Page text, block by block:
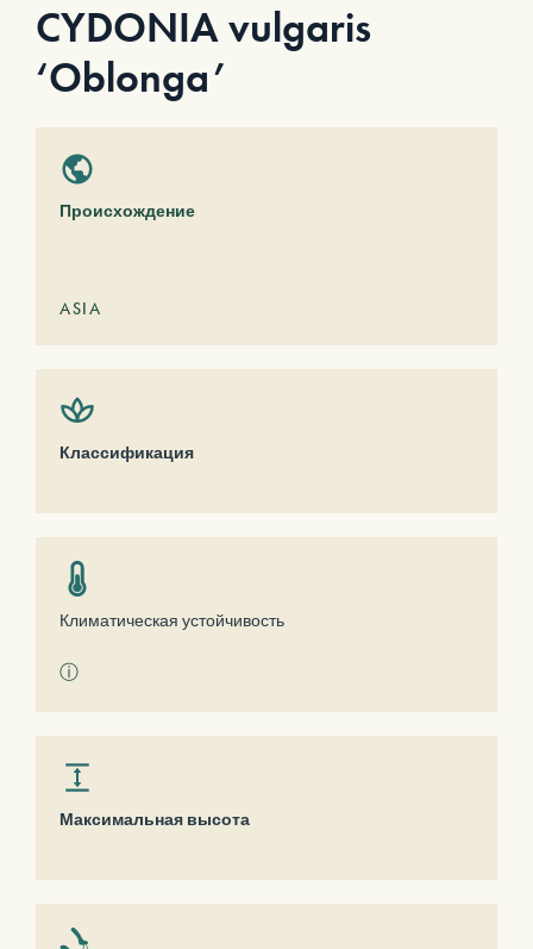
CYDONIA vulgaris
‘Oblonga’
Происхождение
ASIA
Классификация
Климатическая устойчивость
ⓘ
Максимальная высота